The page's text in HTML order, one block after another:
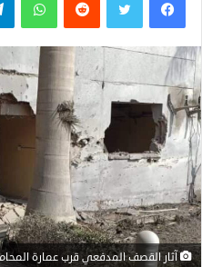
آثار القصف المدفعي قرب عمارة